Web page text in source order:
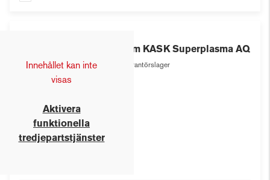
Innehållet kan inte
visas
Aktivera
funktionella
tredjepartstjänster
Hjälm KASK Superplasma AQ
Leverantörslager